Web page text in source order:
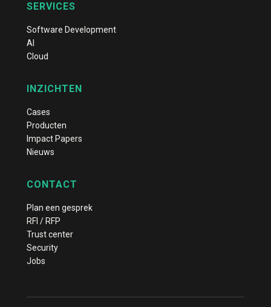
SERVICES
Software Development
AI
Cloud
INZICHTEN
Cases
Producten
Impact Papers
Nieuws
CONTACT
Plan een gesprek
RFI / RFP
Trust center
Security
Jobs